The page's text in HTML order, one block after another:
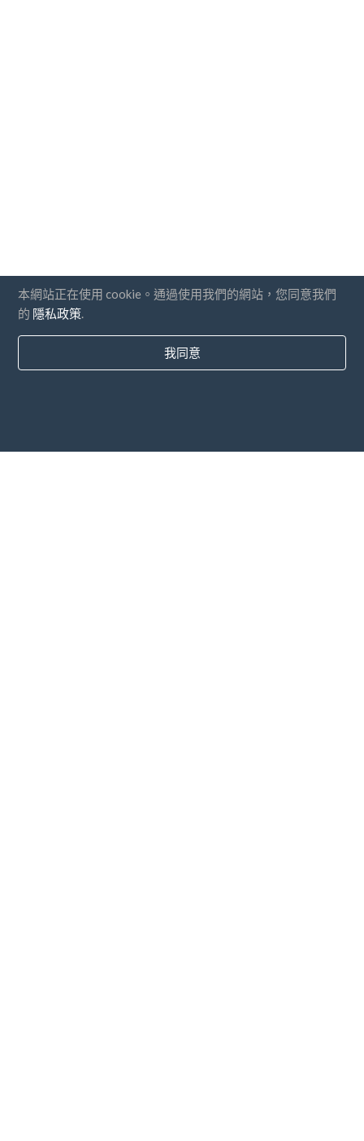
本網站正在使用 cookie。通過使用我們的網站，您同意我們
的 隱私政策
我同意